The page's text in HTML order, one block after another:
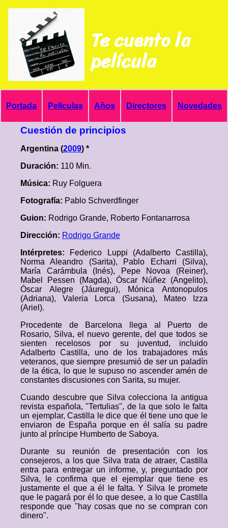
Te cuento la
película
Portada Películas Años Directores Novedades
Cuestión de principios
Argentina (2009) *
Duración: 110 Min.
Música: Ruy Folguera
Fotografía: Pablo Schverdfinger
Guion: Rodrigo Grande, Roberto Fontanarrosa
Dirección: Rodrigo Grande
Intérpretes:
Federico Luppi (Adalberto Castilla),
Norma Aleandro (Sarita), Pablo Echarri (Silva),
María Carámbula (Inés), Pepe Novoa (Reiner),
Mabel Pessen (Magda), Óscar Núñez (Angelito),
Óscar Alegre (Jáuregui), Mónica Antonopulos
(Adriana), Valeria Lorca (Susana), Mateo Izza
(Ariel).
Procedente de Barcelona llega al Puerto de
Rosario, Silva, el nuevo gerente, del que todos se
sienten recelosos por su juventud, incluido
Adalberto Castilla, uno de los trabajadores más
veteranos, que siempre presumió de ser un paladín
de la ética, lo que le supuso no ascender amén de
constantes discusiones con Sarita, su mujer.
Cuando descubre que Silva colecciona la antigua
revista española, "Tertulias", de la que solo le falta
un ejemplar, Castilla le dice que él tiene uno que le
enviaron de España porque en él salía su padre
junto al príncipe Humberto de Saboya.
Durante su reunión de presentación con los
consejeros, a los que Silva trata de atraer, Castilla
entra para entregar un informe, y, preguntado por
Silva, le confirma que el ejemplar que tiene es
justamente el que a él le falta. Y Silva le promete
que le pagará por él lo que desee, a lo que Castilla
responde que "hay cosas que no se compran con
dinero".